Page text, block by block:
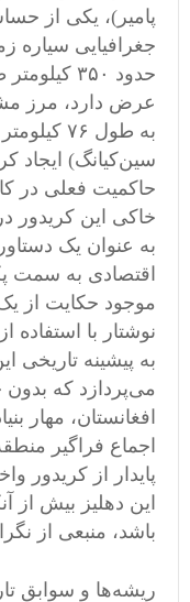
پامیر)، یکی از
جغرافیایی سیاره
عرض دارد، مرز
به طول
سین‌کیانگ) ایجاد
حاکمیت فعلی در
خاکی این کریدور
به عنوان یک
اقتصادی به سمت
موجود حکایت از
نوشتار با استفاده
به پیشینه تاریخی
می‌پردازد که
افغانستان، مهار
اجماع فراگیر
پایدار از کریدور
این دهلیز بیش
باشد، منبعی از
ریشه‌ها و سوابق